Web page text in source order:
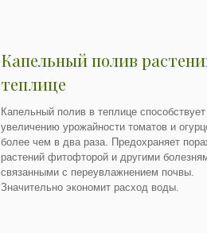
Капельный полив
теплице
Капельный полив в теплице способствует
увеличению урожайности томатов и
более чем в два раза. Предохраняет
растений фитофторой и другими
связанными с переувлажнением почвы.
Значительно экономит расход воды.